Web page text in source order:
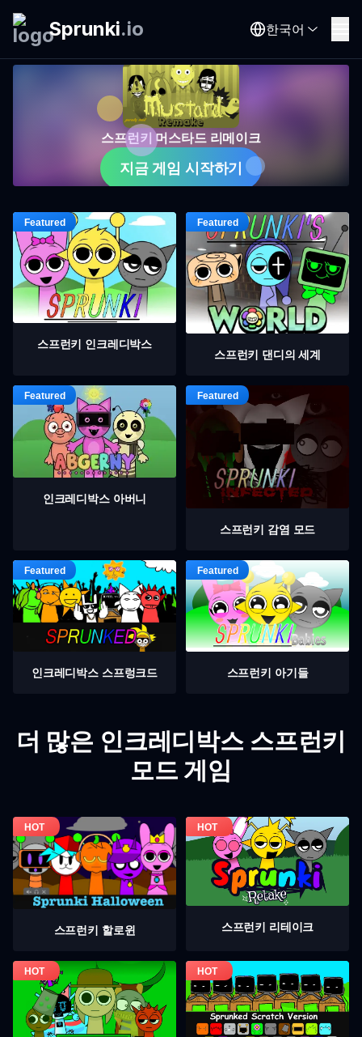
Sprunki.io 한국어
스프런키 머스타드 리메이크
지금 게임 시작하기
스프런키 인크레디박스
스프런키 댄디의 세계
인크레디박스 아버니
스프런키 감염 모드
인크레디박스 스프렁크드 스프런키 아기들
더 많은 인크레디박스 스프런키
모드 게임
스프런키 할로윈 스프런키 리테이크